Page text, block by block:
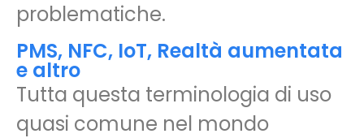
problematiche.
PMS, NFC, IoT, Realtà aumentata
e altro
Tutta questa terminologia di uso
quasi comune nel mondo